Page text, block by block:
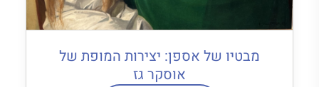
מבטיו של אספן: יצירות המופת של
אוסקר גז